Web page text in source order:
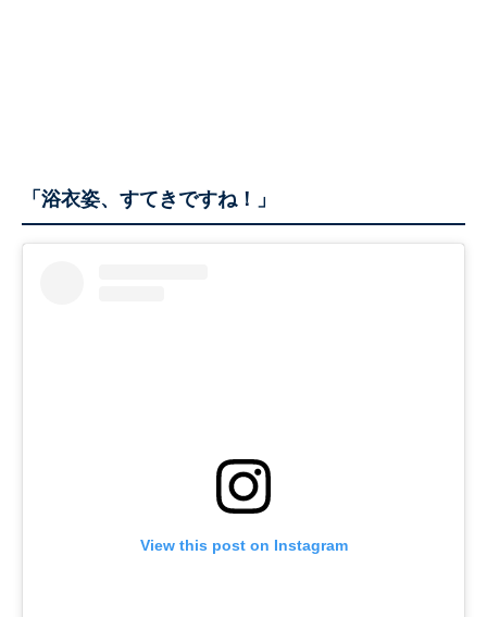
「浴衣姿、すてきですね！」
View this post on Instagram